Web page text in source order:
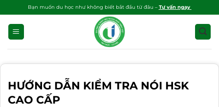
qua
dung
Bạn muốn du học như không biết bắt đầu từ đâu – Tư vấn ngay
HƯỚNG DẪN KIỂM TRA NÓI HSK
CAO CẤP